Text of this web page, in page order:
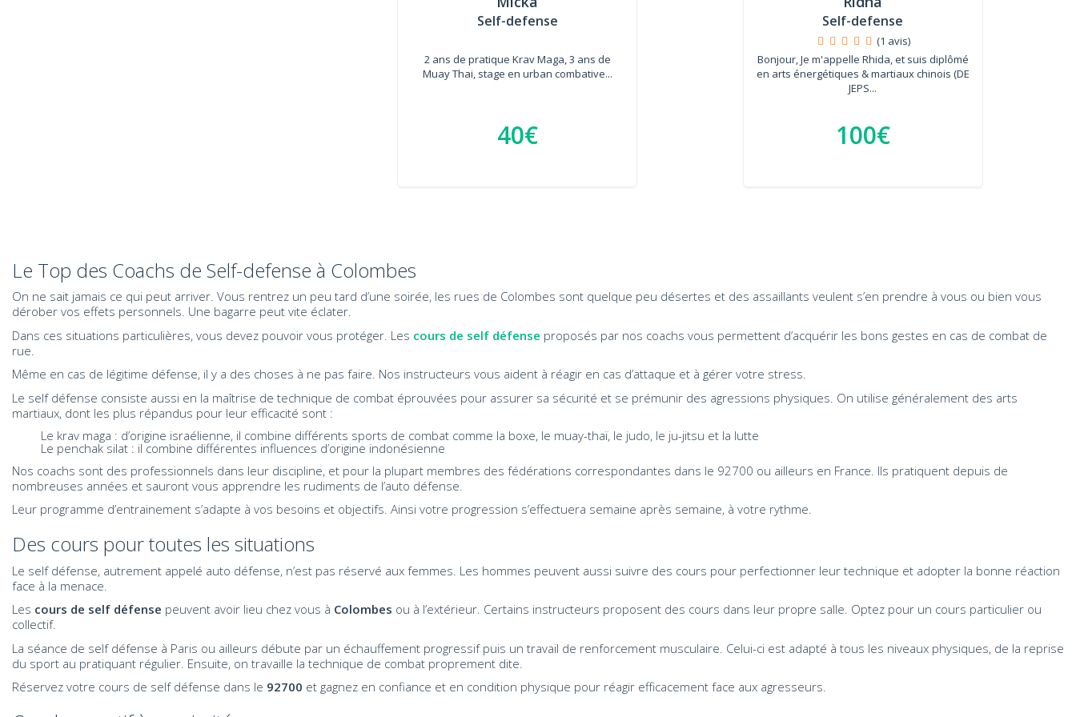
Self-defense
2 ans de pratique Krav Maga, 3 ans de
Muay Thai, stage en urban combative...
40€
Self-defense
(1 avis)
Bonjour, Je m'appelle Rhida, et suis diplômé
en arts énergétiques & martiaux chinois (DE
JEPS...
100€
Le Top des Coachs de Self-defense à Colombes
On ne sait jamais ce qui peut arriver. Vous rentrez un peu tard d’une soirée, les rues de Colombes sont quelque peu désertes et des assaillants veulent s’en prendre à vous ou bien vous
dérober vos effets personnels. Une bagarre peut vite éclater.
Dans ces situations particulières, vous devez pouvoir vous protéger. Les cours de self défense proposés par nos coachs vous permettent d’acquérir les bons gestes en cas de combat de
rue.
Même en cas de légitime défense, il y a des choses à ne pas faire. Nos instructeurs vous aident à réagir en cas d’attaque et à gérer votre stress.
Le self défense consiste aussi en la maîtrise de technique de combat éprouvées pour assurer sa sécurité et se prémunir des agressions physiques. On utilise généralement des arts
martiaux, dont les plus répandus pour leur efficacité sont :
Le krav maga : d’origine israélienne, il combine différents sports de combat comme la boxe, le muay-thaï, le judo, le ju-jitsu et la lutte
Le penchak silat : il combine différentes influences d’origine indonésienne
Nos coachs sont des professionnels dans leur discipline, et pour la plupart membres des fédérations correspondantes dans le 92700 ou ailleurs en France. Ils pratiquent depuis de
nombreuses années et sauront vous apprendre les rudiments de l’auto défense.
Leur programme d’entrainement s’adapte à vos besoins et objectifs. Ainsi votre progression s’effectuera semaine après semaine, à votre rythme.
Des cours pour toutes les situations
Le self défense, autrement appelé auto défense, n’est pas réservé aux femmes. Les hommes peuvent aussi suivre des cours pour perfectionner leur technique et adopter la bonne réaction
face à la menace.
Les cours de self défense peuvent avoir lieu chez vous à Colombes ou à l’extérieur. Certains instructeurs proposent des cours dans leur propre salle. Optez pour un cours particulier ou
collectif.
La séance de self défense à Paris ou ailleurs débute par un échauffement progressif puis un travail de renforcement musculaire. Celui-ci est adapté à tous les niveaux physiques, de la reprise
du sport au pratiquant régulier. Ensuite, on travaille la technique de combat proprement dite.
Réservez votre cours de self défense dans le 92700 et gagnez en confiance et en condition physique pour réagir efficacement face aux agresseurs.